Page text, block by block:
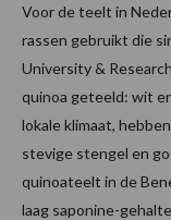
Voor de teelt in
rassen gebruikt die
University &
quinoa geteeld: wit
lokale klimaat,
stevige stengel en
quinoateelt in de
laag saponine-